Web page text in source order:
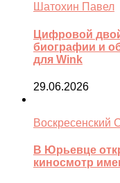
Шатохин Павел
Цифровой
биографии и
для Wink
29.06.2026
Воскресенский
В Юрьевце
киносмотр